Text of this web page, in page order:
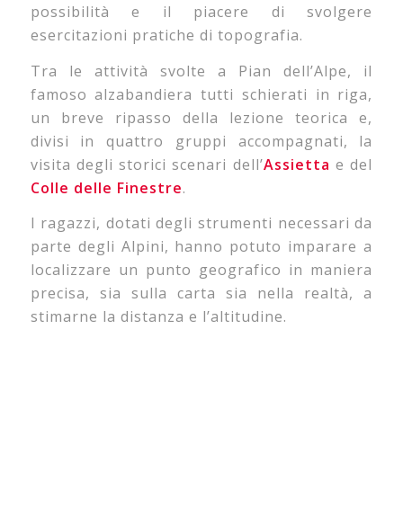
possibilità e il piacere di svolgere
esercitazioni pratiche di topografia.
Tra le attività svolte a Pian dell’Alpe, il
famoso alzabandiera tutti schierati in riga,
un breve ripasso della lezione teorica e,
divisi in quattro gruppi accompagnati, la
visita degli storici scenari dell’Assietta e del
Colle delle Finestre.
I ragazzi, dotati degli strumenti necessari da
parte degli Alpini, hanno potuto imparare a
localizzare un punto geografico in maniera
precisa, sia sulla carta sia nella realtà, a
stimarne la distanza e l’altitudine.